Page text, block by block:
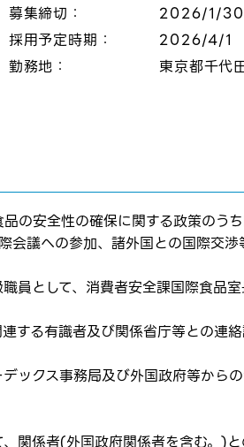
募集締切：
2026/1/30
採用予定時期：
2026/4/1
勤務地：
東京都千代
の安全性の確保に関する政策のう
議への参加、諸外国との国際交渉
員として、消費者安全課国際食品
する有識者及び関係省庁等との連絡
デックス事務局及び外国政府等か
関係者(外国政府関係者を含む。)